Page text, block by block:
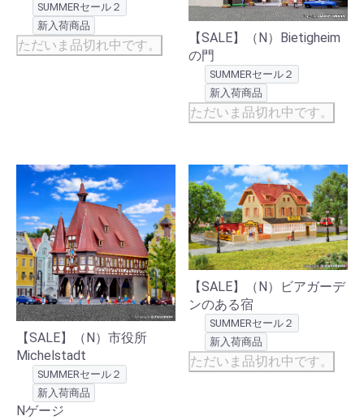
SUMMERセール２
新入荷商品
ただいま品切れ中です。
【SALE】（N）Bietigheim
の門
SUMMERセール２
新入荷商品
ただいま品切れ中です。
【SALE】（N）市役所
Michelstadt
SUMMERセール２
新入荷商品
Nゲージ
【SALE】（N）ビアガーデ
ンのある宿
SUMMERセール２
新入荷商品
ただいま品切れ中です。